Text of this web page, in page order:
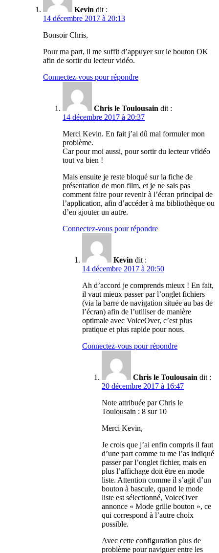
Kevin dit :
14 décembre 2017 à 20:13
Bonsoir Chris,
Pour ma part, il me suffit d’appuyer sur le bouton OK
afin de sortir du lecteur vidéo.
Connectez-vous pour répondre
Chris le Toulousain dit :
14 décembre 2017 à 20:37
Merci Kevin. En fait j’ai dû mal formuler mon
problème.
Car pour moi aussi, pour sortir du lecteur vfidéo
tout va bien !
Mais ensuite je reste bloqué sur la fiche de
présentation de mon film, et je ne sais pas
comment faire pour revenir à l’écran principal de
l’application, afin d’accéder à ma bibliothèque ou
d’en ajouter un autre.
Connectez-vous pour répondre
Kevin dit :
14 décembre 2017 à 20:50
Ah d’accord je comprends mieux ! En fait,
il vaut mieux passer par l’onglet fichiers
(via la barre de navigation située au bas de
l’écran) afin de l’utiliser de manière
optimale avec VoiceOver, c’est plus
pratique et plus rapide pour nous.
Connectez-vous pour répondre
Chris le Toulousain dit :
20 décembre 2017 à 16:47
Note attribuée par Chris le
Toulousain : 8 sur 10
Merci Kevin,
Je crois que j’ai enfin compris il faut
d’une part comme tu me l’as indiqué
passer par l’onglet fichier, mais en
plus l’affichage doit être en mode
liste. Attention comme il s’agit d’un
bouton à bascule, quand le mode
liste est sélectionné, VoiceOver
annonce « Mode grille bouton », ce
qui correspond à l’autre choix
possible.
Avec cette configuration plus de
problème pour naviguer entre les